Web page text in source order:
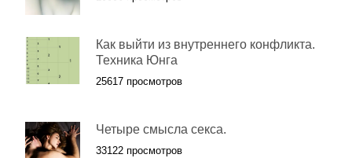
Как выйти из внутреннего конфликта.
Техника Юнга
25617 просмотров
Четыре смысла секса.
33122 просмотров